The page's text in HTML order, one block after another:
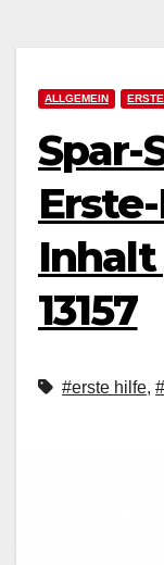
ALLGEMEIN
Spar-
13157
#erste hilfe,